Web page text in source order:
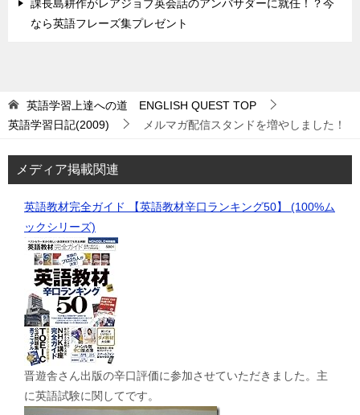
課長島耕作がレアジョブ英会話のアンバサダーに就任！？今
なら英語フレーズ集プレゼント
英語学習上達への道 ENGLISH QUEST TOP
英語学習日記(2009)
メルマガ配信スタンドを増やしました！
メディア掲載関連
英語教材完全ガイド 【英語教材辛口ランキング50】 (100%ム
ックシリーズ)
晋遊舎さん出版の辛口評価に参加させていただきました。主
に英語試験に関してです。